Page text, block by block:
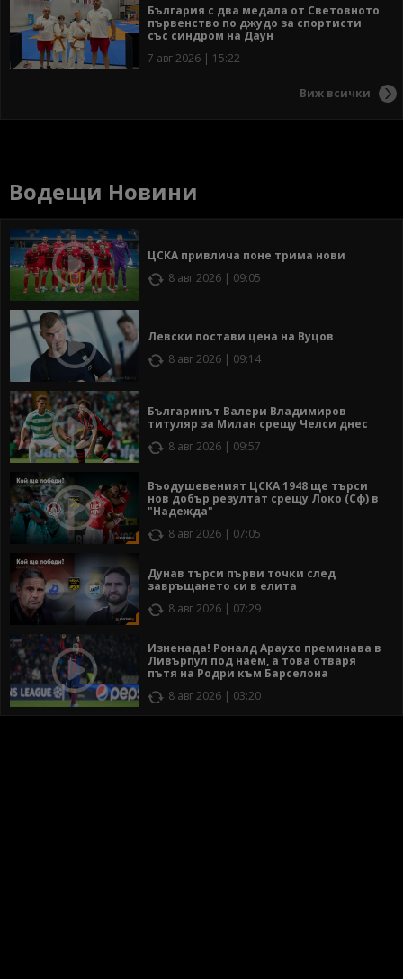
България с два медала от Световното
първенство по джудо за спортисти
със синдром на Даун
7 авг 2026 | 15:22
Виж всички
Водещи Новини
ЦСКА привлича поне трима нови
8 авг 2026 | 09:05
Левски постави цена на Вуцов
8 авг 2026 | 09:14
Българинът Валери Владимиров
титуляр за Милан срещу Челси днес
8 авг 2026 | 09:57
Въодушевеният ЦСКА 1948 ще търси
нов добър резултат срещу Локо (Сф) в
"Надежда"
8 авг 2026 | 07:05
Дунав търси първи точки след
завръщането си в елита
8 авг 2026 | 07:29
Изненада! Роналд Араухо преминава в
Ливърпул под наем, а това отваря
пътя на Родри към Барселона
8 авг 2026 | 03:20